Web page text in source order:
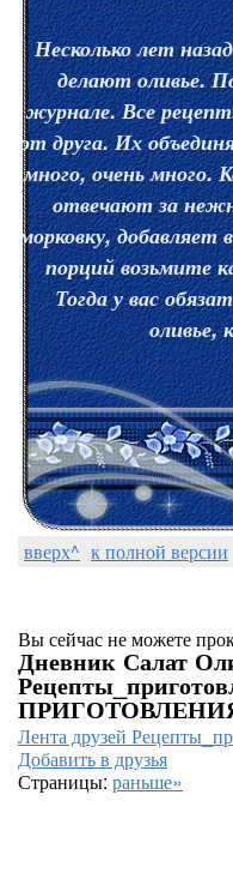
Несколько лет
делают оливье.
журнале. Все
от друга. Их
много, очень много.
отвечают за
морковку, добавляет
порций возьмите
Тогда у вас
вверх^ к полной версии
Вы сейчас не можете
Дневник Салат
Лента друзей
Добавить в друзья
Страницы: раньше»